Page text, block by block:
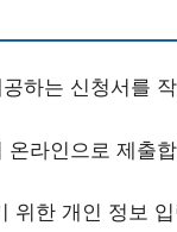
하는 신청서를
온라인으로 제출
위한 개인 정보